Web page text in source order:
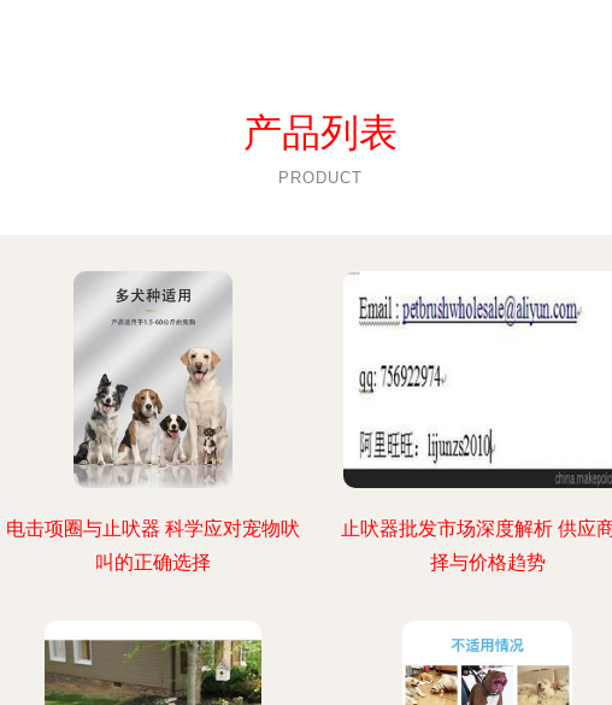
产品列表
PRODUCT
电击项圈与止吠器 科学应对宠物吠
叫的正确选择
止吠器批发市场深度解析 供应
择与价格趋势